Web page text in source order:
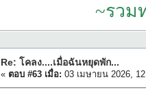
~รวม
Re: โคลง....เมื่อฉันหยุดพัก...
« ตอบ #63 เมื่อ: 03 เมษายน 2026,